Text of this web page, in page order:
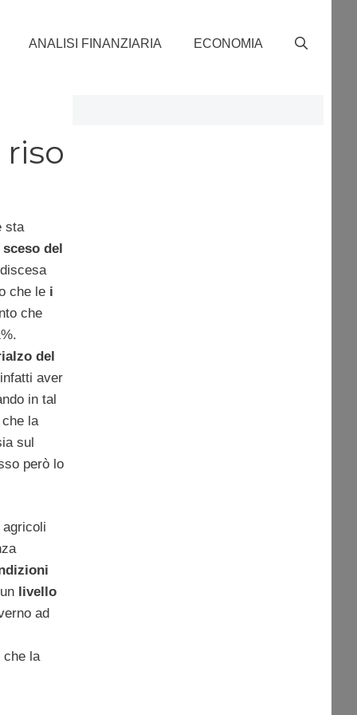
ANALISI FINANZIARIA ECONOMIA
sta
del
che le i
che
del
aver
in tal
la
sul
però lo
livello
ad
che la